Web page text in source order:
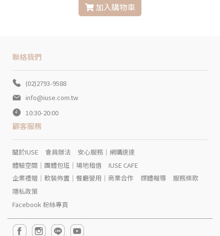
加入購物車
聯絡我們
(02)2793-9588
info@iuse.com.tw
10:30-20:00
顧客服務
關於IUSE 會員辦法
安心服務｜網購速達
體驗空間｜團體包班｜場地租借
IUSE CAFE
企業禮贈｜軟裝佈置｜餐廳營用｜商業合作
媒體報導
服務條款
隱私政策
Facebook 粉絲專頁